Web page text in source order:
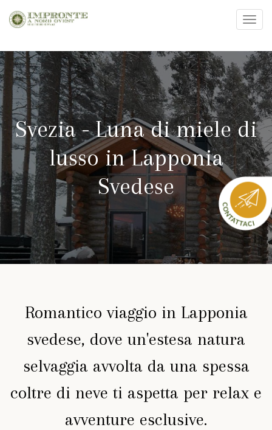
Salta
al
contenuto
principale
Svezia - Luna di miele di
lusso in Lapponia
Svedese
Romantico viaggio in Lapponia
svedese, dove un'estesa natura
selvaggia avvolta da una spessa
coltre di neve ti aspetta per relax e
avventure esclusive.